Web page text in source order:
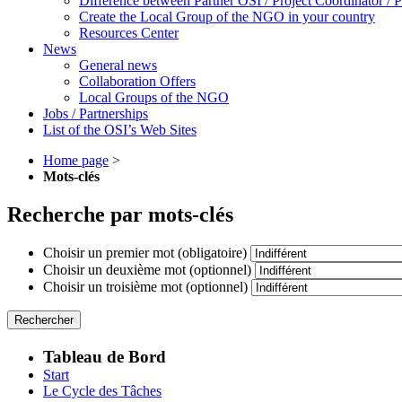
Create the Local Group of the NGO in your country
Resources Center
News
General news
Collaboration Offers
Local Groups of the NGO
Jobs / Partnerships
List of the OSI’s Web Sites
Home page >
Mots-clés
Recherche par mots-clés
Choisir un premier mot (obligatoire)
Choisir un deuxième mot (optionnel)
Choisir un troisième mot (optionnel)
Tableau de Bord
Start
Le Cycle des Tâches